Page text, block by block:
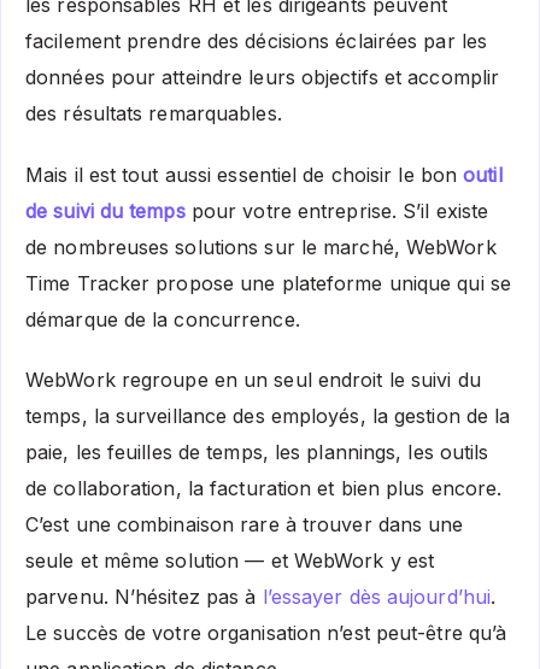
facilement prendre des décisions éclairées par les
données pour atteindre leurs objectifs et accomplir
des résultats remarquables.
Mais il est tout aussi essentiel de choisir le bonoutil
de suivi du tempspour votre entreprise. S’il existe
de nombreuses solutions sur le marché, WebWork
Time Tracker propose une plateforme unique qui se
démarque de la concurrence.
WebWork regroupe en un seul endroit le suivi du
temps, la surveillance des employés, la gestion de la
paie, les feuilles de temps, les plannings, les outils
de collaboration, la facturation et bien plus encore.
C’est une combinaison rare à trouver dans une
seule et même solution — et WebWork y est
parvenu. N’hésitez pas à l’essayer dès aujourd’hui.
Le succès de votre organisation n’est peut-être qu’à